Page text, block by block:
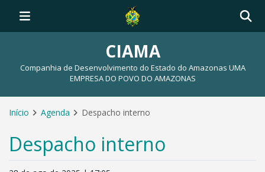
CIAMA
Companhia de Desenvolvimento do Estado do Amazonas UMA
EMPRESA DO POVO DO AMAZONAS
Início Agenda Despacho interno
Despacho interno